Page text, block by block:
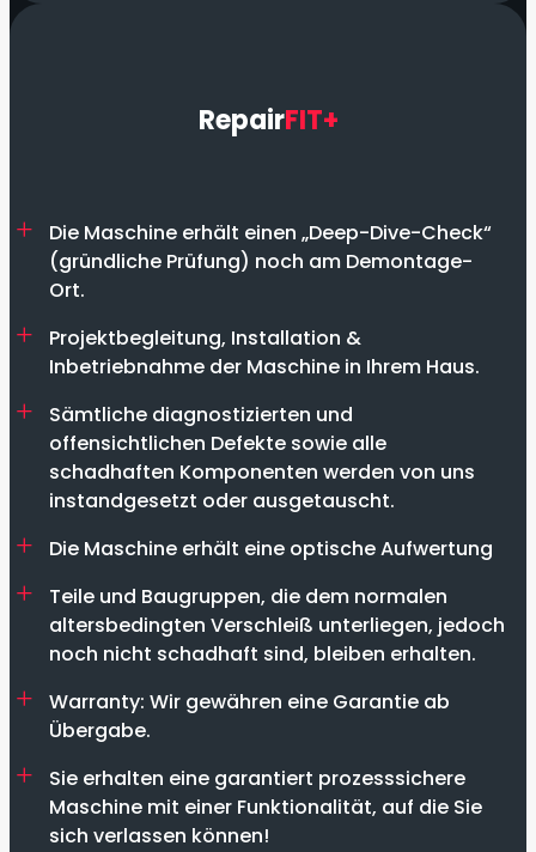
RepairFIT+
Die Maschine erhält einen „Deep-Dive-Check“
(gründliche Prüfung) noch am Demontage-
Ort.
Projektbegleitung, Installation &
Inbetriebnahme der Maschine in Ihrem Haus.
Sämtliche diagnostizierten und
offensichtlichen Defekte sowie alle
schadhaften Komponenten werden von uns
instandgesetzt oder ausgetauscht.
Die Maschine erhält eine optische Aufwertung
Teile und Baugruppen, die dem normalen
altersbedingten Verschleiß unterliegen, jedoch
noch nicht schadhaft sind, bleiben erhalten.
Warranty: Wir gewähren eine Garantie ab
Übergabe.
Sie erhalten eine garantiert prozesssichere
Maschine mit einer Funktionalität, auf die Sie
sich verlassen können!